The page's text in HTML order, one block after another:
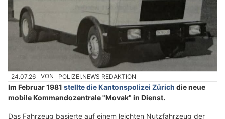
24.07.26 VON POLIZEI.NEWS REDAKTION
Im Februar 1981 stellte die Kantonspolizei Zürich die neue
mobile Kommandozentrale "Movak" in Dienst.
Das Fahrzeug basierte auf einem leichten Nutzfahrzeug der